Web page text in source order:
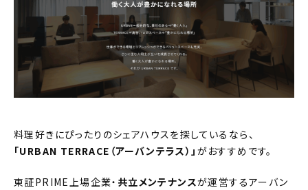
料理好きにぴったりのシェアハウスを探しているなら、
「URBAN TERRACE（アーバンテラス）」 がおすすめです。
東証PRIME上場企業・ 共立メンテナンスが運営するアーバン